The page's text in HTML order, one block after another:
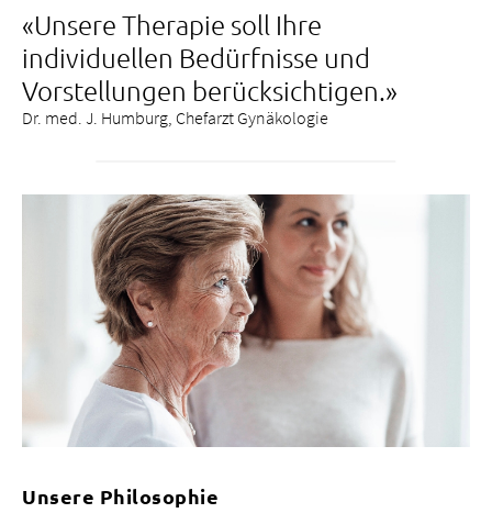
«Unsere Therapie soll Ihre
individuellen Bedürfnisse und
Vorstellungen berücksichtigen.»
Dr. med. J. Humburg, Chefarzt Gynäkologie
Unsere Philosophie